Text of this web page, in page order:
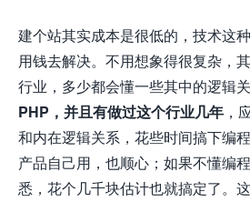
建个站其实成本是很低的，技术这
用钱去解决。不用想象得很复杂，
行业，多少都会懂一些其中的逻辑
PHP ， 并且有做过这个行业几年 ，
和内在逻辑关系，花些时间搞下编
产品自己用，也顺心；如果不懂编
悉，花个几千块估计也就搞定了。